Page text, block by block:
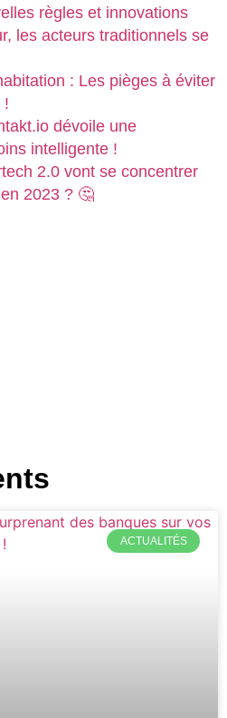
règles et innovations
les acteurs traditionnels se
: Les pièges à éviter
!
dévoile une
intelligente !
2.0 vont se concentrer
2023 ? 🤔
ACTUALITÉS